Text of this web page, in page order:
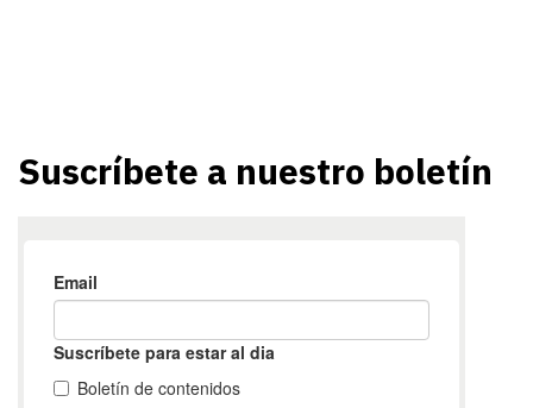
Suscríbete a nuestro boletín